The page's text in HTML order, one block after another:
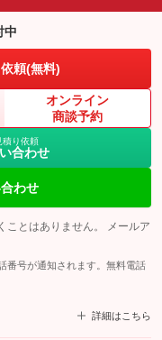
中
頼(無料)
オンライン
商談予約
積り依頼
合わせ
わせ
ことはありません。 メールア
番号が通知されます。無料電話
詳細はこちら